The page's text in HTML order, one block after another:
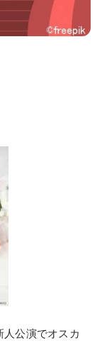
人公演でオスカ